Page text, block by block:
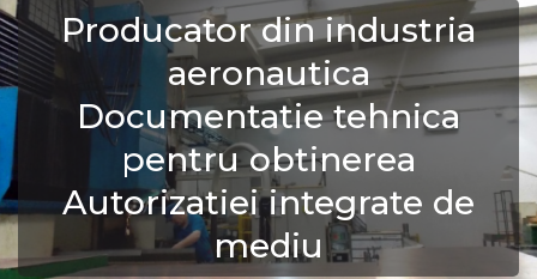
Producator din industria
aeronautica
Documentatie tehnica
pentru obtinerea
Autorizatiei integrate de
mediu